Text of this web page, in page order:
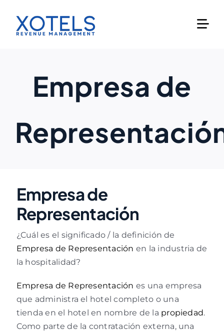
content
Empresa de
Empresa de
Representación
¿Cuál es el significado / la definición de
Empresa de Representación en la industria de
la hospitalidad?
Empresa de Representación es una empresa
que administra el hotel completo o una
tienda en el hotel en nombre de la propiedad.
Como parte de la contratación externa, una